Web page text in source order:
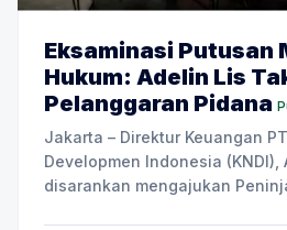
Eksaminasi Putusan
Hukum: Adelin Lis
Pelanggaran Pidana
Jakarta – Direktur Keuangan
Developmen Indonesia (KNDI),
disarankan mengajukan